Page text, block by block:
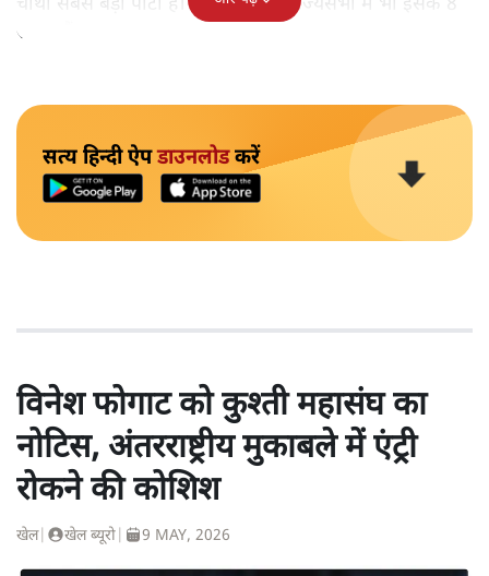
सदस्य हैं।
सत्य हिन्दी ऐपडाउनलोडकरें
विनेश फोगाट को कुश्ती महासंघ का
नोटिस, अंतरराष्ट्रीय मुकाबले में एंट्री
रोकने की कोशिश
खेल| खेल ब्यूरो 9 MAY, 2026